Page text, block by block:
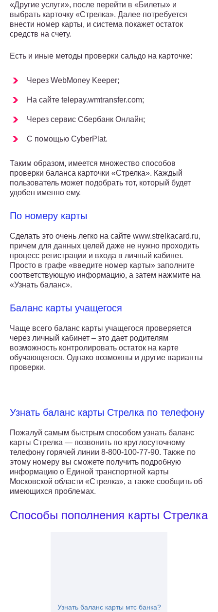
«Другие услуги», после перейти в «Билеты» и
выбрать карточку «Стрелка». Далее потребуется
внести номер карты, и система покажет остаток
средств на счету.
Есть и иные методы проверки сальдо на карточке:
Через WebMoney Keeper;
На сайте telepay.wmtransfer.com;
Через сервис Сбербанк Онлайн;
С помощью CyberPlat.
Таким образом, имеется множество способов
проверки баланса карточки «Стрелка». Каждый
пользователь может подобрать тот, который будет
удобен именно ему.
По номеру карты
Сделать это очень легко на сайте www.strelkacard.ru,
причем для данных целей даже не нужно проходить
процесс регистрации и входа в личный кабинет.
Просто в графе «введите номер карты» заполните
соответствующую информацию, а затем нажмите на
«Узнать баланс».
Баланс карты учащегося
Чаще всего баланс карты учащегося проверяется
через личный кабинет – это дает родителям
возможность контролировать остаток на карте
обучающегося. Однако возможны и другие варианты
проверки.
Узнать баланс карты Стрелка по телефону
Пожалуй самым быстрым способом узнать баланс
карты Стрелка — позвонить по круглосуточному
телефону горячей линии 8-800-100-77-90. Также по
этому номеру вы сможете получить подробную
информацию о Единой транспортной карты
Московской области «Стрелка», а также сообщить об
имеющихся проблемах.
Способы пополнения карты Стрелка
Узнать баланс карты мтс банка?